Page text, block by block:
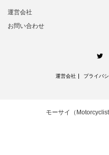
運営会社
お問い合わせ
運営会社 プライバ
モーサイ（Motorcyclist